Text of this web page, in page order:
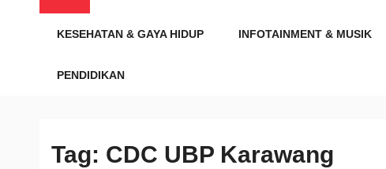
KESEHATAN & GAYA HIDUP INFOTAINMENT & MUSIK
PENDIDIKAN
Tag: CDC UBP Karawang